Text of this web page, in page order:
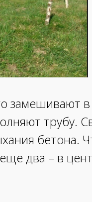
замешивают
трубу.
бетона.
два – в